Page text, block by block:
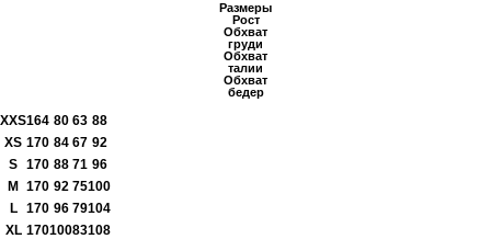
Размеры
Рост
Обхват
груди
Обхват
талии
Обхват
бедер
XXS164 80 63 88
XS 170 84 67 92
S 170 88 71 96
M
170 92 75100
L
170 96 79104
XL 17010083108